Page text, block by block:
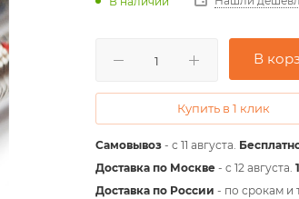
В
Купить в 1 клик
Самовывоз - с 11 августа.
Доставка по Москве - c 12 августа.
Доставка по России - по срокам и